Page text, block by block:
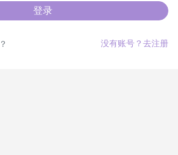
登录
没有账号？去注册